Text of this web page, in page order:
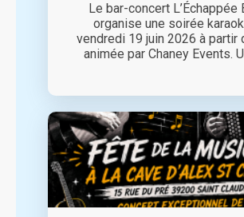
Le bar-concert L’Échappée
organise une soirée
vendredi 19 juin 2026 à partir
animée par Chaney Events.